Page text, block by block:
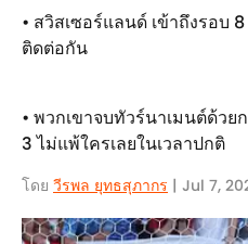
• สวิสเซอร์แลนด์ เข้าถึงรอบ
ติดต่อกัน
• พวกเขาจบทัวร์นาเมนต์ด้วย
3 ไม่แพ้ใครเลยในเวลาปกติ
โดย วีรพล ยุทธสุภากร​ | Jul 7,